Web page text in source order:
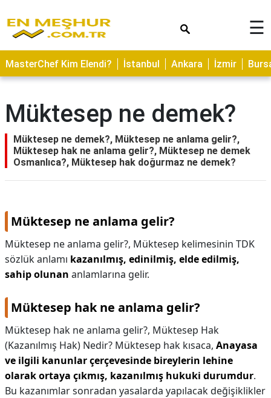
ASTROLOJİ
SAĞLIK
TARİFLERİ
GEZİLECEK
YERLER
ALANLARI
HAMİLELİK
☰
MasterChef Kim Elendi? İstanbul Ankara İzmir
Müktesep ne demek?
Müktesep ne demek?, Müktesep ne anlama gelir?,
Müktesep hak ne anlama gelir?, Müktesep ne demek
Osmanlıca?, Müktesep hak doğurmaz ne demek?
Müktesep ne anlama gelir?
Müktesep ne anlama gelir?, Müktesep kelimesinin TDK
sözlük anlamı kazanılmış, edinilmiş, elde edilmiş,
sahip olunan anlamlarına gelir.
Müktesep hak ne anlama gelir?
Müktesep hak ne anlama gelir?, Müktesep Hak
(Kazanılmış Hak) Nedir? Müktesep hak kısaca, Anayasa
ve ilgili kanunlar çerçevesinde bireylerin lehine
olarak ortaya çıkmış, kazanılmış hukuki durumdur.
Bu kazanımlar sonradan yasalarda yapılacak değişiklikler